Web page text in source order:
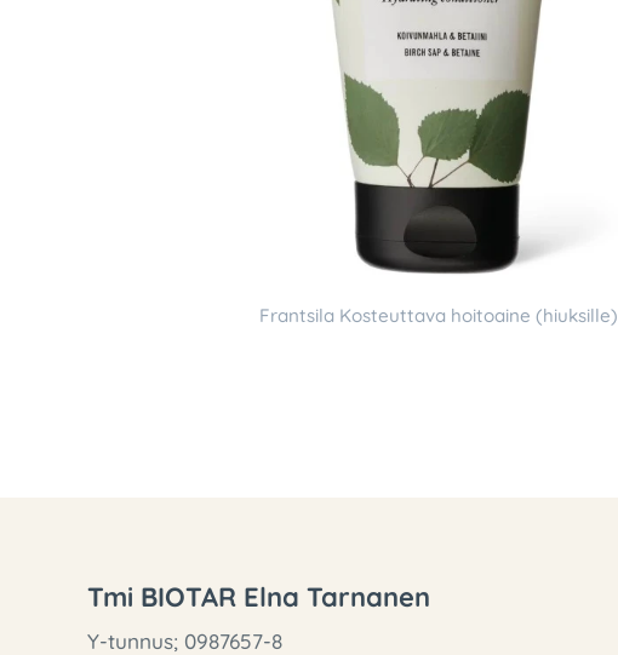
Frantsila Kosteuttava hoitoaine (hiuksille)
Tmi BIOTAR Elna Tarnanen
Y-tunnus; 0987657-8